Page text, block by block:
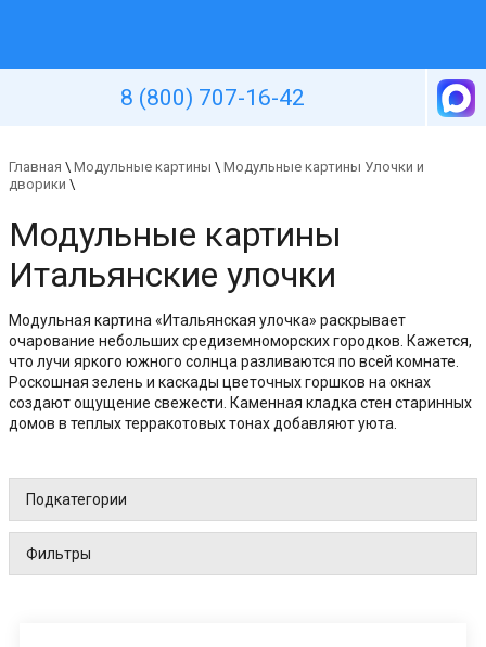
8 (800) 707-16-42
Главная \ Модульные картины \ Модульные картины Улочки и
дворики \
Модульные картины
Итальянские улочки
Модульная картина «Итальянская улочка» раскрывает
очарование небольших средиземноморских городков. Кажется,
что лучи яркого южного солнца разливаются по всей комнате.
Роскошная зелень и каскады цветочных горшков на окнах
создают ощущение свежести. Каменная кладка стен старинных
домов в теплых терракотовых тонах добавляют уюта.
Подкатегории
Фильтры